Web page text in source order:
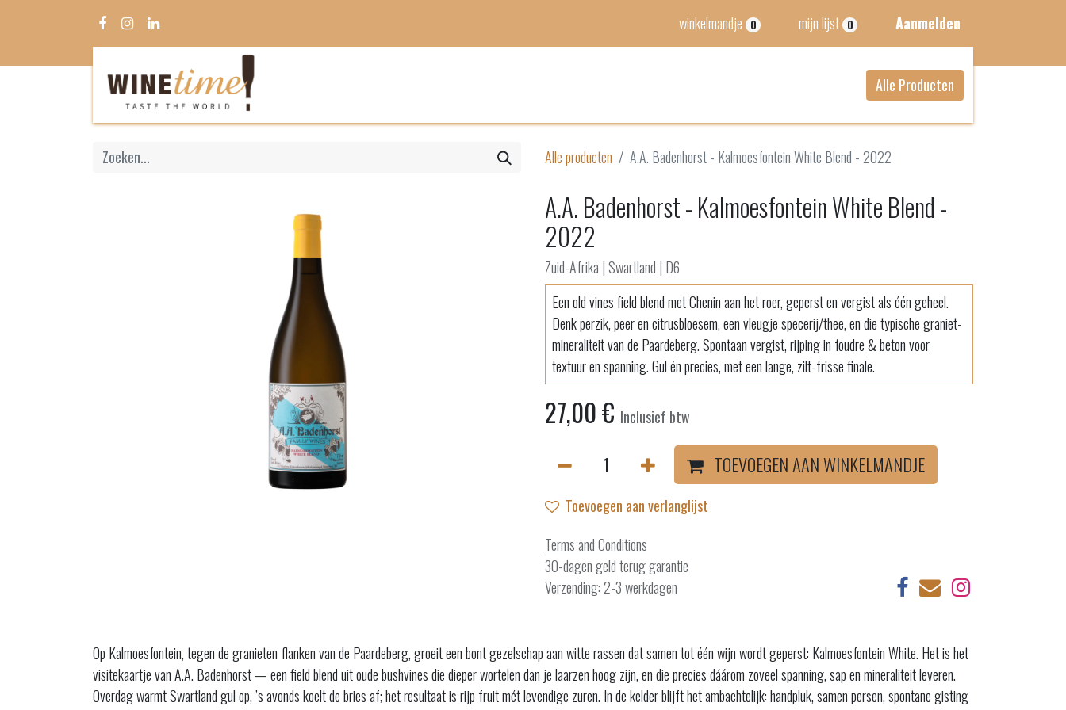
winkelmandje 0 mijn lijst 0 Aanmelden
Alle Producten
Alle producten A.A. Badenhorst - Kalmoesfontein White Blend - 2022
A.A. Badenhorst - Kalmoesfontein White Blend -
2022
Zuid-Afrika | Swartland | D6
Een old vines field blend met Chenin aan het roer, geperst en vergist als één geheel.
Denk perzik, peer en citrusbloesem, een vleugje specerij/thee, en die typische graniet-
mineraliteit van de Paardeberg. Spontaan vergist, rijping in foudre & beton voor
textuur en spanning. Gul én precies, met een lange, zilt-frisse finale.
27,00€ Inclusief btw
TOEVOEGEN AAN WINKELMANDJE
Toevoegen aan verlanglijst
Terms and Conditions
30-dagen geld terug garantie
Verzending: 2-3 werkdagen
Op Kalmoesfontein, tegen de granieten flanken van de Paardeberg, groeit een bont gezelschap aan witte rassen dat samen tot één wijn wordt geperst: Kalmoesfontein White. Het is het
visitekaartje van A.A. Badenhorst — een field blend uit oude bushvines die dieper wortelen dan je laarzen hoog zijn, en die precies dáárom zoveel spanning, sap en mineraliteit leveren.
Overdag warmt Swartland gul op, ’s avonds koelt de bries af; het resultaat is rijp fruit mét levendige zuren. In de kelder blijft het ambachtelijk: handpluk, samen persen, spontane gisting